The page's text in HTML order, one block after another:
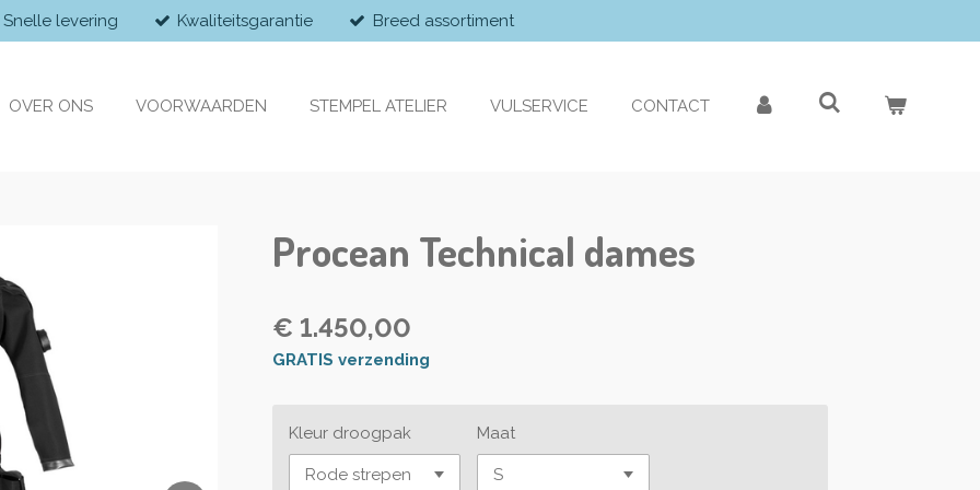
Snelle levering Kwaliteitsgarantie Breed assortiment
OVER ONS VOORWAARDEN STEMPEL ATELIER VULSERVICE CONTACT
Procean Technical dames
€ 1.450,00
GRATIS verzending
Kleur droogpak Maat